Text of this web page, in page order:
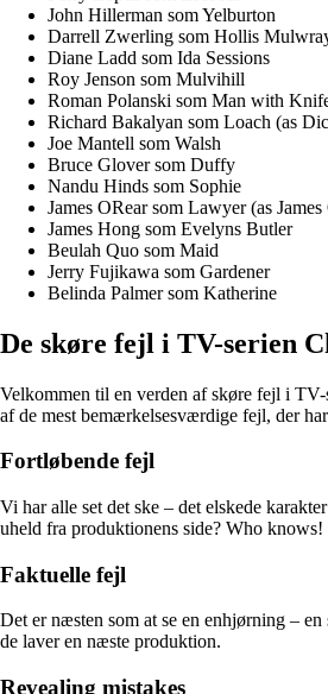
John Hillerman som Yelburton
Darrell Zwerling som Hollis
Diane Ladd som Ida Sessions
Roy Jenson som Mulvihill
Roman Polanski som Man with
Richard Bakalyan som Loach (as
Joe Mantell som Walsh
Bruce Glover som Duffy
Nandu Hinds som Sophie
James ORear som Lawyer (as James
James Hong som Evelyns Butler
Beulah Quo som Maid
Jerry Fujikawa som Gardener
Belinda Palmer som Katherine
De skøre fejl i TV-serien
Velkommen til en verden af skøre fejl i
af de mest bemærkelsesværdige fejl, der
Fortløbende fejl
Vi har alle set det ske – det elskede
uheld fra produktionens side? Who knows!
Faktuelle fejl
Det er næsten som at se en enhjørning –
de laver en næste produktion.
Revealing mistakes